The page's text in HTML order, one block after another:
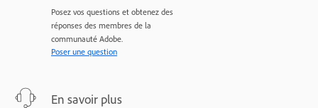
Posez vos questions et obtenez des
réponses des membres de la
communauté Adobe.
Poser une question
En savoir plus